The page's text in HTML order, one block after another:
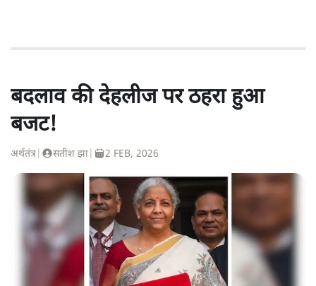
बदलाव की देहलीज पर ठहरा हुआ
बजट!
अर्थतंत्र सतीश झा 2 FEB, 2026